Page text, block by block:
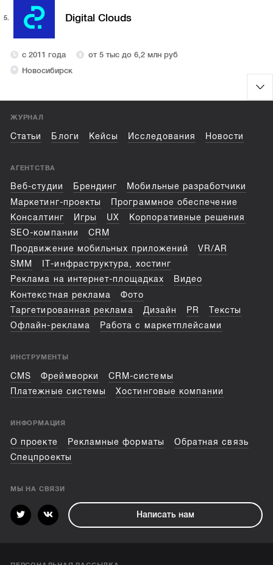
5. Digital Clouds
с 2011 года
от 5 тыс до 6,2 млн руб
Новосибирск
ЖУРНАЛ
Статьи Блоги Кейсы Исследования Новости
АГЕНТСТВА
Веб-студии Брендинг
Мобильные разработчики
Маркетинг-проекты
Программное обеспечение
Консалтинг
Игры UX
Корпоративные решения
SEO-компании
CRM
Продвижение мобильных приложений
VR/AR
SMM
IT-инфраструктура, хостинг
Реклама на интернет-площадках
Видео
Контекстная реклама
Фото
Таргетированная реклама
Дизайн PR
Тексты
Офлайн-реклама
Работа с маркетплейсами
ИНСТРУМЕНТЫ
CMS Фреймворки
CRM-системы
Платежные системы
Хостинговые компании
ИНФОРМАЦИЯ
О проекте Рекламные форматы
Обратная связь
Спецпроекты
МЫ НА СВЯЗИ
Написать нам